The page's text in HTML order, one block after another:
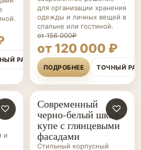
РАСЧЁТ
для организации хранения
одежды и личных вещей в
спальне или гостиной.
от 156 000₽
от 120 000 ₽
ПОДРОБНЕЕ ТОЧНЫЙ
♡
и
ШКАФЫ-
КУПЕ НА ЗАКАЗ
♡
Современный
черно-белый шкаф-
купе с глянцевыми
фасадами
Стильный корпусный